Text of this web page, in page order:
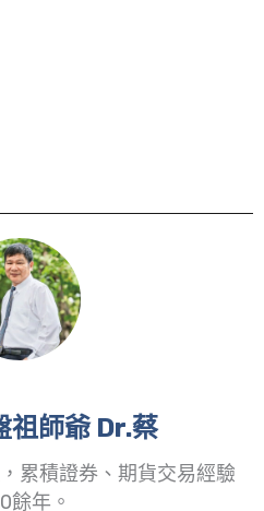
祖師爺 Dr.蔡
累積證券、期貨交易經驗
餘年。